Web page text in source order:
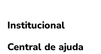
Institucional
Central de ajuda